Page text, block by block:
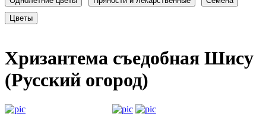
Хризантема съедобная Шису
(Русский огород)